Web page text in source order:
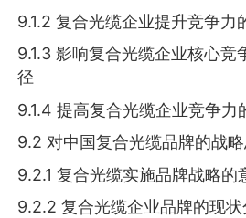
9.1.2 复合光缆企业提升竞争力
9.1.3 影响复合光缆企业核心竞
径
9.1.4 提高复合光缆企业竞争力
9.2 对中国复合光缆品牌的战
9.2.1 复合光缆实施品牌战略的
9.2.2 复合光缆企业品牌的现状